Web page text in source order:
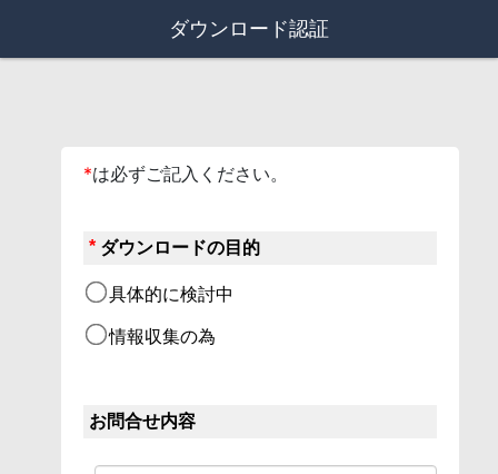
ダウンロード認証
*は必ずご記入ください。
* ダウンロードの目的
具体的に検討中
情報収集の為
お問合せ内容